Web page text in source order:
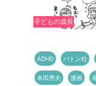
子どもの成長
ADHD バトン社
本田秀夫 漫画